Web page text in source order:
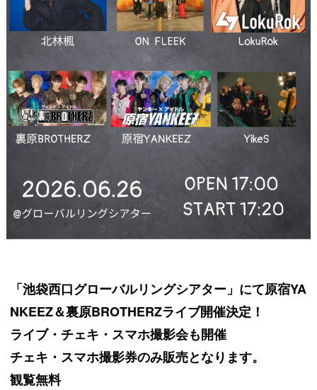
「池袋西口グローバルリングシアター」にて原宿YA
NKEEZ＆裏原BROTHERZライブ開催決定！
ライブ・チェキ・スマホ撮影会も開催
チェキ・スマホ撮影券のみ販売となります。
観覧無料